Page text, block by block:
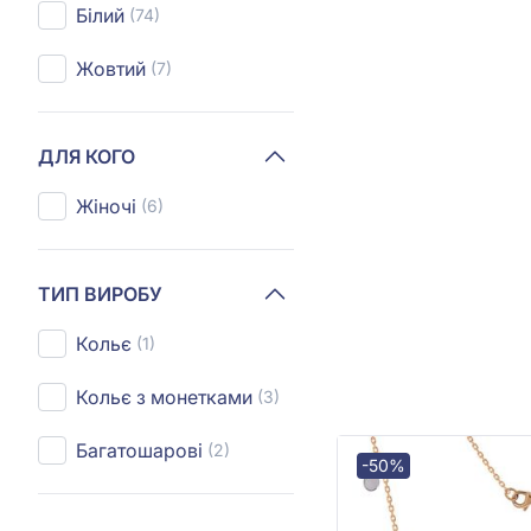
Білий (74)
Жовтий (7)
ДЛЯ КОГО
Жіночі (6)
ТИП ВИРОБУ
Кольє (1)
Кольє з монетками (3)
Багатошарові (2)
-50%